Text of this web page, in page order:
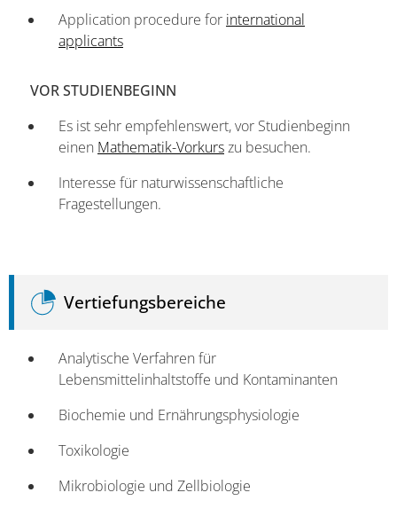
Application procedure for international
applicants
VOR STUDIENBEGINN
Es ist sehr empfehlenswert, vor Studienbeginn
einen Mathematik-Vorkurszu besuchen.
Interesse für naturwissenschaftliche
Fragestellungen.
Vertiefungsbereiche
Analytische Verfahren für
Lebensmittelinhaltstoffe und Kontaminanten
Biochemie und Ernährungsphysiologie
Toxikologie
Mikrobiologie und Zellbiologie